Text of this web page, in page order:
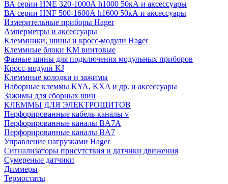
ВА серии HNE 320-1000А h1000 50кА и аксессуары
ВА серии HNF 500-1600А h1600 50кА и аксессуары
Измерительные приборы Hager
Амперметры и аксессуары
Клеммники, шины и кросс-модули Hager
Клеммные блоки KM винтовые
Фазные шины для подключения модульных приборов
Кросс-модули KJ
Клеммные колодки и зажимы
Наборные клеммы KYA, KXA и др. и аксессуары
Зажимы для сборных шин
КЛЕММЫ ДЛЯ ЭЛЕКТРОЩИТОВ
Перфорированные кабель-каналы v
Перфорированные каналы BA7A
Перфорированные каналы BA7
Управление нагрузками Hager
Сигнализаторы присутствия и датчики движения
Сумереные датчики
Диммеры
Термостаты